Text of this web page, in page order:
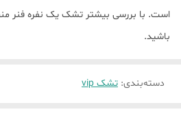
است. با بررسی بیشتر تشک یک نفره فنر
باشید.
دسته‌بندی: تشک vip